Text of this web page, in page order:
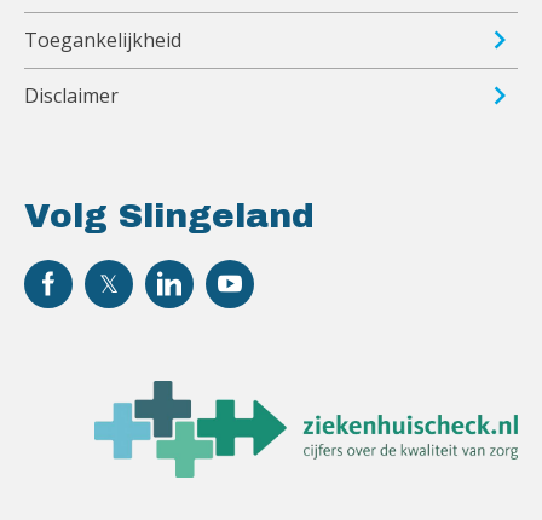
Volg Slingeland
Toegankelijkheid
Disclaimer